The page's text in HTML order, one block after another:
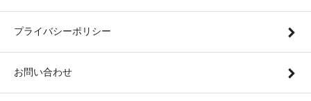
プライバシーポリシー
お問い合わせ